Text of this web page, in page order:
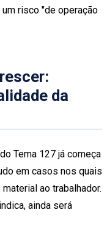
risco "de operação
da
Tema 127 já começa
em casos nos quais
ao trabalhador.
ainda será